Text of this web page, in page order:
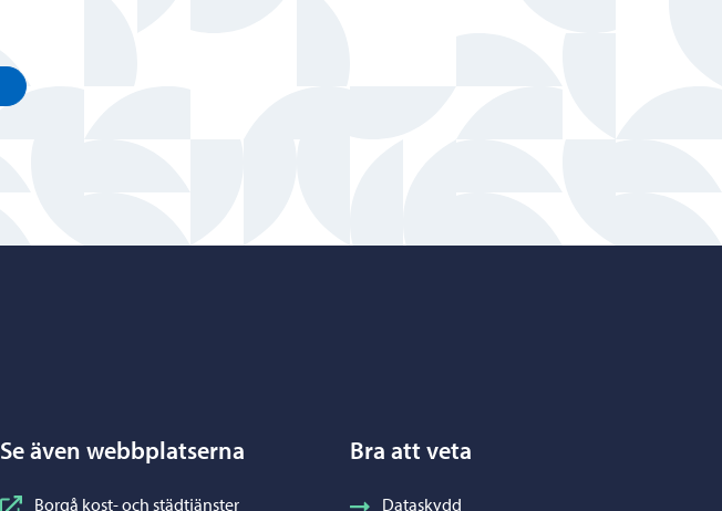
Se även webbplatserna
Borgå kost- och städtjänster
Bra att veta
Dataskydd